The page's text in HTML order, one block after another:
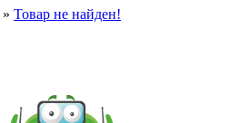
» Товар не найден!